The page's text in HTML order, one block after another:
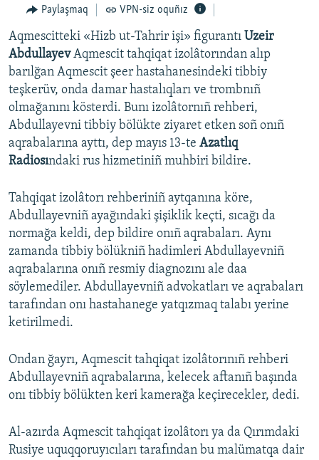
VİDEO
SÜRET
BLOGLAR
FİKİR
Русский
Українською
QOŞULIÑIZ!
RFE/RS bütün saytları
Paylaşmaq VPN-siz oquñız
Aqmescitteki «Hizb ut-Tahrir işi» figurantı Uzeir
AbdullayevAqmescit tahqiqat izolâtorından alıp
barılğan Aqmescit şeer hastahanesindeki tibbiy
teşkerüv, onda damar hastalıqları ve trombnıñ
olmağanını kösterdi. Bunı izolâtornıñ rehberi,
Abdullayevni tibbiy bölükte ziyaret etken soñ onıñ
aqrabalarına ayttı, dep mayıs 13-te Azatlıq
Radiosındaki rus hizmetiniñ muhbiri bildire.
Tahqiqat izolâtorı rehberiniñ aytqanına köre,
Abdullayevniñ ayağındaki şişiklik keçti, sıcağı da
normağa keldi, dep bildire onıñ aqrabaları. Aynı
zamanda tibbiy bölükniñ hadimleri Abdullayevniñ
aqrabalarına onıñ resmiy diagnozını ale daa
söylemediler. Abdullayevniñ advokatları ve aqrabaları
tarafından onı hastahanege yatqızmaq talabı yerine
ketirilmedi.
Ondan ğayrı, Aqmescit tahqiqat izolâtorınıñ rehberi
Abdullayevniñ aqrabalarına, kelecek aftanıñ başında
onı tibbiy bölükten keri kamerağa keçirecekler, dedi.
Al-azırda Aqmescit tahqiqat izolâtorı ya da Qırımdaki
Rusiye uquqqoruyıcıları tarafından bu malümatqa dair